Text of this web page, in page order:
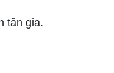
tân gia.